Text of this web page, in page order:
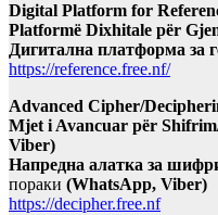
Digital Platform for
Platformë Dixhitale për
Дигитална платформа за
https://reference.free.nf/
Advanced Cipher/
Mjet i Avancuar për
Viber)
Напредна алатка за
пораки (WhatsApp, Viber)
https://decipher.free.nf